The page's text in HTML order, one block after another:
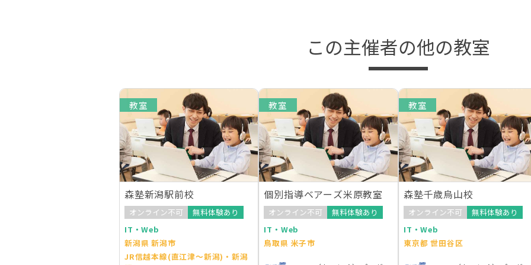
この主催者の他の教室
教室
森塾新潟駅前校
オンライン不可
無料体験あり
IT・Web
新潟県 新潟市
JR信越本線(直江津～新潟)・新潟
教室
個別指導ベアーズ米原教室
オンライン不可
無料体験あり
IT・Web
鳥取県 米子市
教室
森塾千歳烏山校
オンライン不可
無料体験あり
IT・Web
東京都 世田谷区